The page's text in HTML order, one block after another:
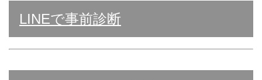
LINEで事前診断